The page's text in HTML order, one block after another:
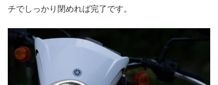
チでしっかり閉めれば完了です。